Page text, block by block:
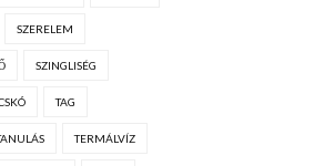
SZERELEM
SZINGLISÉG
TAG
TERMÁLVÍZ